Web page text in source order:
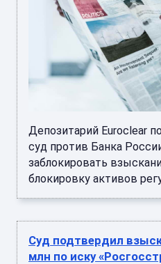
Депозитарий Euroclear
суд против Банка
заблокировать
блокировку активов
Суд подтвердил
млн по иску